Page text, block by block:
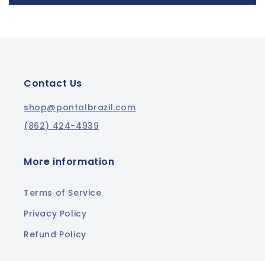
Contact Us
shop@pontalbrazil.com
(862) 424-4939
More information
Terms of Service
Privacy Policy
Refund Policy